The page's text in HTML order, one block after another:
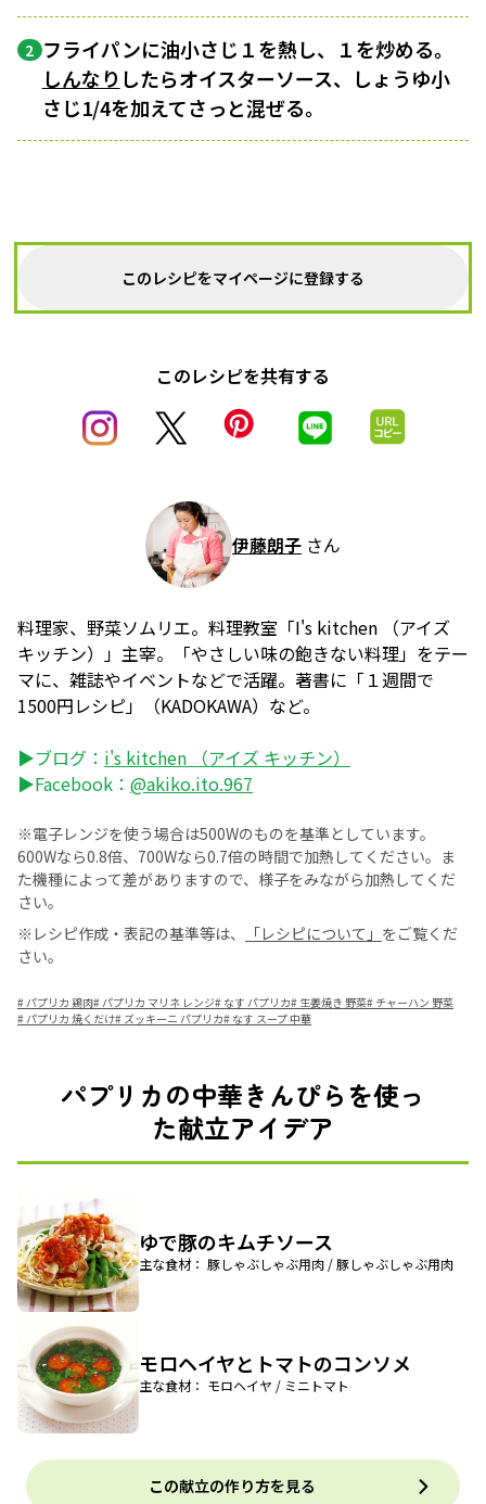
2 フライパンに油小さじ１を熱し、１を炒める。
しんなり したらオイスターソース、しょうゆ小
さじ1/4を加えてさっと混ぜる。
このレシピをマイページに登録する
このレシピを共有する
伊藤朗子 さん
料理家、野菜ソムリエ。料理教室「I's kitchen （アイズ
キッチン）」主宰。「やさしい味の飽きない料理」をテー
マに、雑誌やイベントなどで活躍。著書に「１週間で
1500円レシピ」（KADOKAWA）など。
▶ブログ： i's kitchen （アイズ キッチン）
▶Facebook： @akiko.ito.967
※電子レンジを使う場合は500Wのものを基準としています。
600Wなら0.8倍、700Wなら0.7倍の時間で加熱してください。ま
た機種によって差がありますので、様子をみながら加熱してくだ
さい。
※レシピ作成・表記の基準等は、
「レシピについて」 をご覧くだ
さい。
#パプリカ 鶏肉#パプリカ マリネ レンジ# なす パプリカ# 生姜焼き 野菜# チャーハン 野菜
#パプリカ 焼くだけ# ズッキーニ パプリカ# なす スープ 中華
パプリカの中華きんぴらを使っ
た献立アイデア
ゆで豚のキムチソース
主な食材： 豚しゃぶしゃぶ用肉 / 豚しゃぶしゃぶ用肉
モロヘイヤとトマトのコンソメ
主な食材： モロヘイヤ / ミニトマト
この献立の作り方を見る